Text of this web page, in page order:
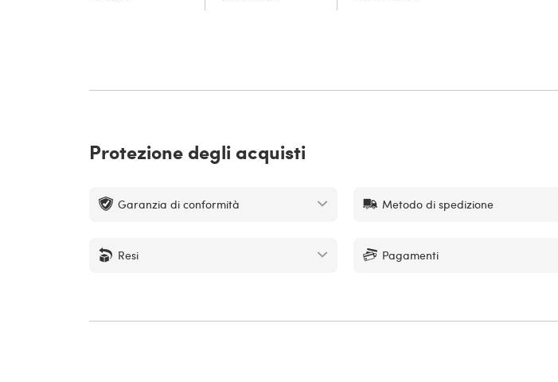
Protezione degli acquisti
Garanzia di conformità Metodo di spedizione
Resi Pagamenti